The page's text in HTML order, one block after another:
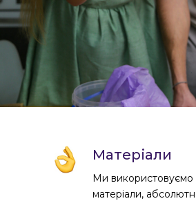
Матеріали
Ми використовуємо
матеріали,
ніка
ль
на
і
нструк
ція
ві